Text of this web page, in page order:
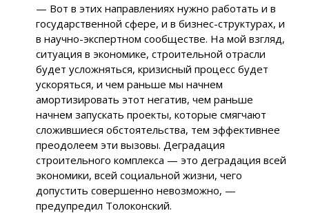
— Вот в этих направлениях нужно работать и в
государственной сфере, и в бизнес-структурах, и
в научно-экспертном сообществе. На мой взгляд,
ситуация в экономике, строительной отрасли
будет усложняться, кризисный процесс будет
ускоряться, и чем раньше мы начнем
амортизировать этот негатив, чем раньше
начнем запускать проекты, которые смягчают
сложившиеся обстоятельства, тем эффективнее
преодолеем эти вызовы. Деградация
строительного комплекса — это деградация всей
экономики, всей социальной жизни, чего
допустить совершенно невозможно, —
предупредил Толоконский.